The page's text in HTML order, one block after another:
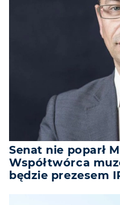
Senat nie poparł
Współtwórca
będzie prezesem